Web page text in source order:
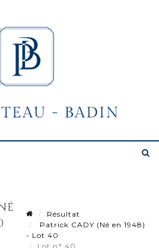
Résultat
Patrick CADY (Né en 1948)
- Lot 40
Lot n° 40